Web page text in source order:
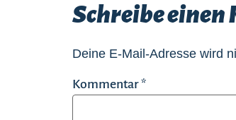
Schreibe
Deine E-Mail-Adresse wird
Kommentar*